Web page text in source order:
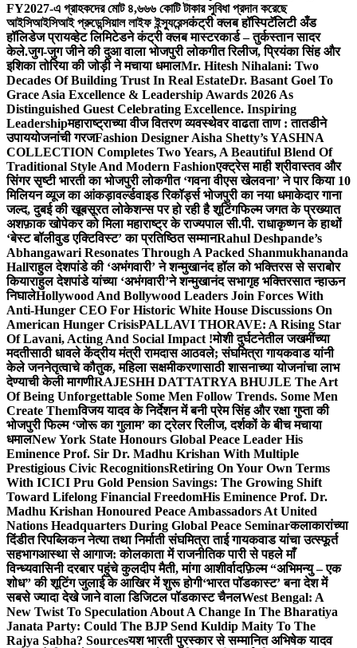
FY2027-এ গ্রাহকদের মোট ৪,৬৬৬ কোটি টাকার সুবিধা প্রদান করেছে
আইসিআইসিআই প্রুডেন্সিয়াল লাইফ ইন্স্যুরেন্সकंट्री क्लब हॉस्पिटॅलिटी अँड
हॉलिडेज प्रायव्हेट लिमिटेडने कंट्री क्लब मास्टरकार्ड – तुर्कस्तान सादर
केले.जुग-जुग जीने की दुआ वाला भोजपुरी लोकगीत रिलीज, प्रियंका सिंह और
इशिका तोरिया की जोड़ी ने मचाया धमालMr. Hitesh Nihalani: Two
Decades Of Building Trust In Real EstateDr. Basant Goel To
Grace Asia Excellence & Leadership Awards 2026 As
Distinguished Guest Celebrating Excellence. Inspiring
Leadershipमहाराष्ट्राच्या वीज वितरण व्यवस्थेवर वाढता ताण : तातडीने
उपाययोजनांची गरजFashion Designer Aisha Shetty’s YASHNA
COLLECTION Completes Two Years, A Beautiful Blend Of
Traditional Style And Modern Fashionएक्ट्रेस माही श्रीवास्तव और
सिंगर सृष्टी भारती का भोजपुरी लोकगीत ‘गवना वीएस खेलवना’ ने पार किया 10
मिलियन व्यूज का आंकड़ावर्ल्डवाइड रिकॉर्ड्स भोजपुरी का नया धमाकेदार गाना
जल्द, दुबई की खूबसूरत लोकेशन्स पर हो रही है शूटिंगफिल्म जगत के प्रख्यात
अशफ़ाक खोपेकर को मिला महाराष्ट्र के राज्यपाल सी.पी. राधाकृष्णन के हाथों
‘बेस्ट बॉलीवुड एक्टिविस्ट’ का प्रतिष्ठित सम्मानRahul Deshpande’s
Abhangawari Resonates Through A Packed Shanmukhananda
Hallराहुल देशपांडे की ‘अभंगवारी’ ने शन्मुखानंद हॉल को भक्तिरस से सराबोर
कियाराहुल देशपांडे यांच्या ‘अभंगवारी’ने शन्मुखानंद सभागृह भक्तिरसात न्हाऊन
निघालेHollywood And Bollywood Leaders Join Forces With
Anti-Hunger CEO For Historic White House Discussions On
American Hunger CrisisPALLAVI THORAVE: A Rising Star
Of Lavani, Acting And Social Impact !मोशी दुर्घटनेतील जखमींच्या
मदतीसाठी धावले केंद्रीय मंत्री रामदास आठवले; संघमित्रा गायकवाड यांनी
केले जननेतृत्वाचे कौतुक, महिला सक्षमीकरणासाठी शासनाच्या योजनांचा लाभ
देण्याची केली मागणीRAJESHH DATTATRYA BHUJLE The Art
Of Being Unforgettable Some Men Follow Trends. Some Men
Create Themविजय यादव के निर्देशन में बनी प्रेम सिंह और रक्षा गुप्ता की
भोजपुरी फिल्म ‘जोरू का गुलाम’ का ट्रेलर रिलीज, दर्शकों के बीच मचाया
धमालNew York State Honours Global Peace Leader His
Eminence Prof. Sir Dr. Madhu Krishan With Multiple
Prestigious Civic RecognitionsRetiring On Your Own Terms
With ICICI Pru Gold Pension Savings: The Growing Shift
Toward Lifelong Financial FreedomHis Eminence Prof. Dr.
Madhu Krishan Honoured Peace Ambassadors At United
Nations Headquarters During Global Peace Seminarकलाकारांच्या
दिंडीत रिपब्लिकन नेत्या तथा निर्माती संघमित्रा ताई गायकवाड यांचा उत्स्फूर्त
सहभागआस्था से आगाज: कोलकाता में राजनीतिक पारी से पहले माँ
विन्ध्यवासिनी दरबार पहुंचे कुलदीप मैती, मांगा आशीर्वादफ़िल्म “अभिमन्यु – एक
शोध” की शूटिंग जुलाई के आखिर में शुरू होगी‘भारत पॉडकास्ट’ बना देश में
सबसे ज्यादा देखे जाने वाला डिजिटल पॉडकास्ट चैनलWest Bengal: A
New Twist To Speculation About A Change In The Bharatiya
Janata Party: Could The BJP Send Kuldip Maity To The
Rajya Sabha? Sourcesयश भारती पुरस्कार से सम्मानित अभिषेक यादव